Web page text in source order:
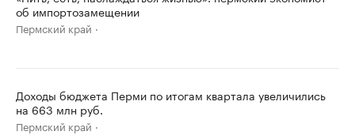
об импортозамещении
Пермский край
Доходы бюджета Перми по итогам квартала увеличились
на 663 млн руб.
Пермский край